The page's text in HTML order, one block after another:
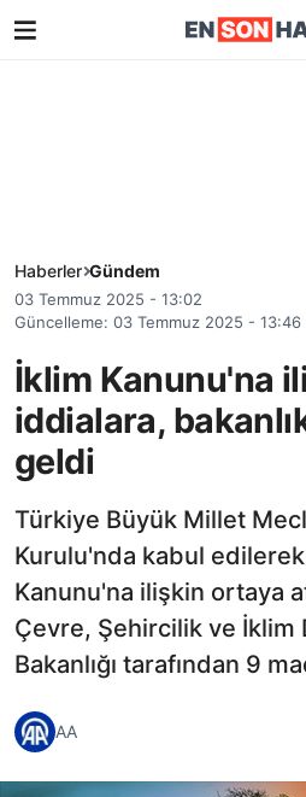
Haberler Gündem
03 Temmuz 2025 - 13:02
Güncelleme: 03 Temmuz 2025 - 13:46
İklim Kanunu'na
iddialara,
geldi
Türkiye Büyük Millet
Kurulu'nda kabul
Kanunu'na ilişkin ortaya
Çevre, Şehircilik ve İklim
Bakanlığı tarafından 9
AA